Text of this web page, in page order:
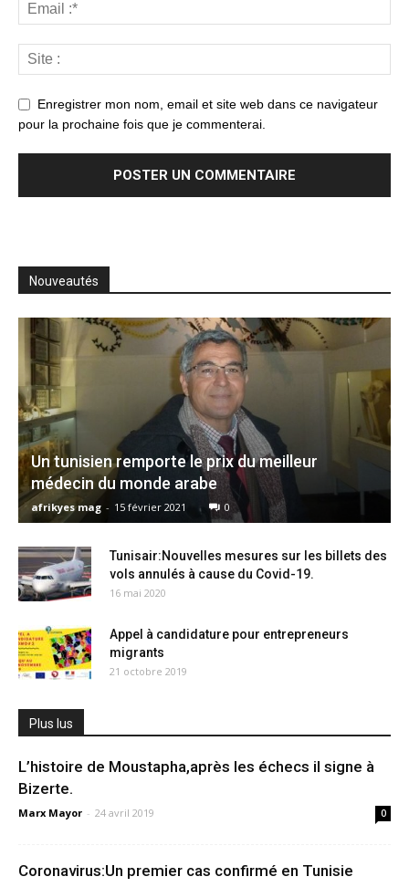
Enregistrer mon nom, email et site web dans ce navigateur
pour la prochaine fois que je commenterai.
Nouveautés
Un tunisien remporte le prix du meilleur
médecin du monde arabe
afrikyes mag - 15 février 2021 0
Tunisair:Nouvelles mesures sur les billets des
vols annulés à cause du Covid-19.
16 mai 2020
Appel à candidature pour entrepreneurs
migrants
21 octobre 2019
Plus lus
L’histoire de Moustapha,après les échecs il signe à
Bizerte.
Marx Mayor - 24 avril 2019 0
Coronavirus:Un premier cas confirmé en Tunisie